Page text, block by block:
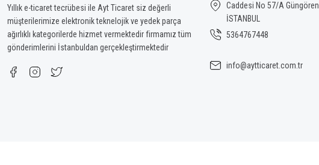
Yıllık e-ticaret tecrübesi ile Ayt Ticaret siz değerli
müşterilerimize elektronik teknelojik ve yedek parça
ağırlıklı kategorilerde hizmet vermektedir firmamız tüm
gönderimlerini İstanbuldan gerçekleştirmektedir
Caddesi No 57/A Güngören
İSTANBUL
5364767448
info@aytticaret.com.tr